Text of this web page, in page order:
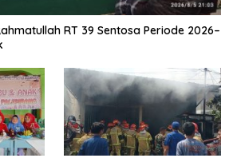
RT 39 Sentosa Periode 2026–